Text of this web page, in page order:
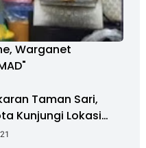
Warganet
Taman Sari,
Kunjungi Lokasi
Salurkan Bantuan